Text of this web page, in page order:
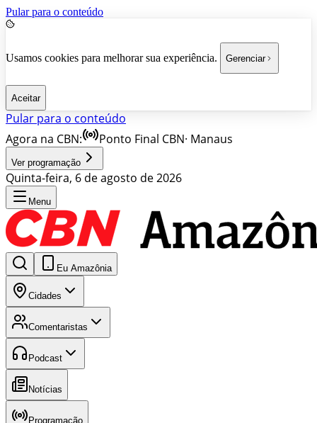
Pular para o conteúdo
Usamos cookies para melhorar sua experiência. Gerenciar
Aceitar
Pular para o conteúdo
Agora na CBN:
Ponto Final CBN· Manaus
Ver programação
Quinta-feira, 6 de agosto de 2026
Menu
Eu Amazônia
Cidades
Comentaristas
Podcast
Notícias
Programação